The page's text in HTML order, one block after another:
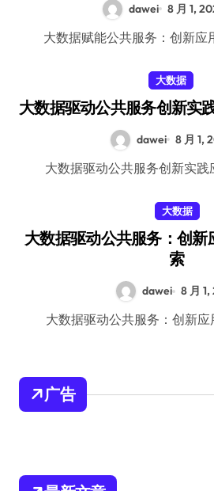
dawei 8 月 1,
大数据赋能公共服务：创新
大数据
大数据驱动公共服务创新实
dawei 8 月 1,
大数据驱动公共服务创新实
大数据
大数据驱动公共服务：创新
索
dawei 8 月
大数据驱动公共服务：创新
广告